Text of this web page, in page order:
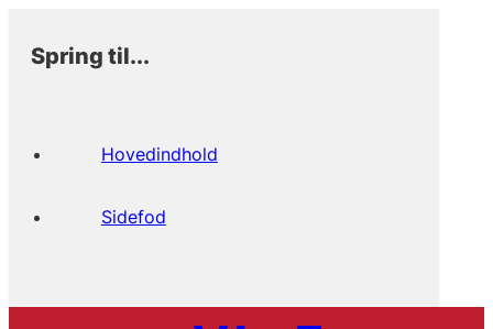
Spring til...
Hovedindhold
Sidefod